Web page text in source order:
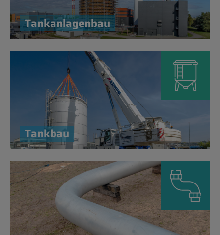
Tankan­la­gen­bau
Tank­bau